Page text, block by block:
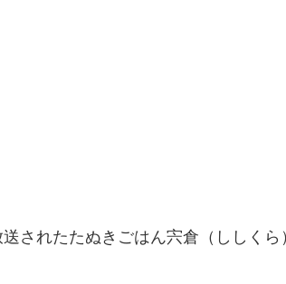
されたたぬきごはん宍倉（ししくら